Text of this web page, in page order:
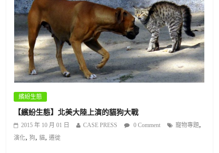
繽紛生態
【繽紛生態】北美大陸上演的貓狗大戰
2015 年 10 月 01 日 CASE PRESS 0 Comment 寵物專題,
演化,狗, 貓,遷徙